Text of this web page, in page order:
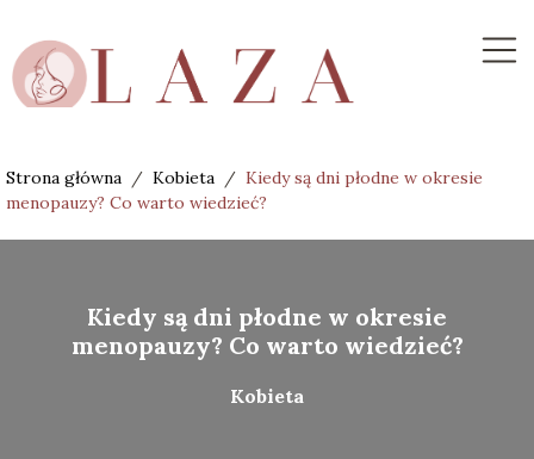
Strona główna / Kobieta / Kiedy są dni płodne w okresie
menopauzy? Co warto wiedzieć?
Kiedy są dni płodne w okresie
menopauzy? Co warto wiedzieć?
Kobieta